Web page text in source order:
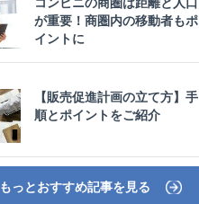
コンビニの商圏は距離と人口
が重要！商圏内の移動者もポ
イントに
【販売促進計画の立て方】手
順とポイントをご紹介
もっとおすすめ記事を見る